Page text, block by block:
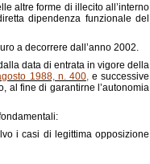
altre forme di illecito all’interno
dipendenza funzionale del
a decorrere dall’anno 2002.
data di entrata in vigore della
1988, n. 400,e successive
al fine di garantirne l’autonomia
i casi di legittima opposizione